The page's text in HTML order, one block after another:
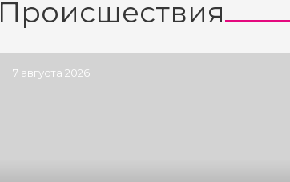
Происшествия
7 августа 2026